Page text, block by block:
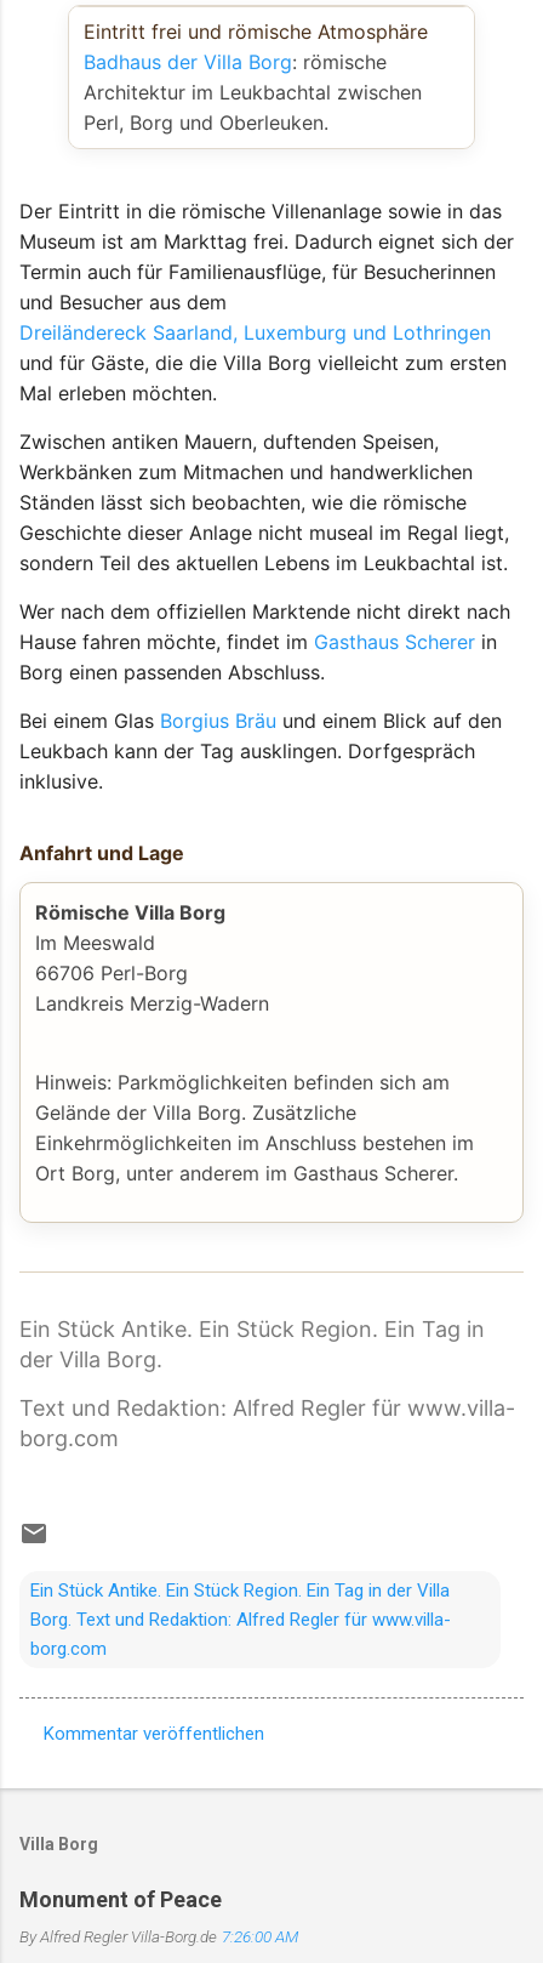
Eintritt frei und römische Atmosphäre
Badhaus der Villa Borg: römische
Architektur im Leukbachtal zwischen
Perl, Borg und Oberleuken.
Der Eintritt in die römische Villenanlage sowie in das
Museum ist am Markttag frei. Dadurch eignet sich der
Termin auch für Familienausflüge, für Besucherinnen
und Besucher aus dem
Dreiländereck Saarland, Luxemburg und Lothringen
und für Gäste, die die Villa Borg vielleicht zum ersten
Mal erleben möchten.
Zwischen antiken Mauern, duftenden Speisen,
Werkbänken zum Mitmachen und handwerklichen
Ständen lässt sich beobachten, wie die römische
Geschichte dieser Anlage nicht museal im Regal liegt,
sondern Teil des aktuellen Lebens im Leukbachtal ist.
Wer nach dem offiziellen Marktende nicht direkt nach
Hause fahren möchte, findet im Gasthaus Scherer in
Borg einen passenden Abschluss.
Bei einem Glas Borgius Bräu und einem Blick auf den
Leukbach kann der Tag ausklingen. Dorfgespräch
inklusive.
Anfahrt und Lage
Römische Villa Borg
Im Meeswald
66706 Perl-Borg
Landkreis Merzig-Wadern
Hinweis: Parkmöglichkeiten befinden sich am
Gelände der Villa Borg. Zusätzliche
Einkehrmöglichkeiten im Anschluss bestehen im
Ort Borg, unter anderem im Gasthaus Scherer.
Ein Stück Antike. Ein Stück Region. Ein Tag in
der Villa Borg.
Text und Redaktion: Alfred Regler für www.villa-
borg.com
Ein Stück Antike. Ein Stück Region. Ein Tag in der Villa
Borg. Text und Redaktion: Alfred Regler für www.villa-
borg.com
o
e
n
Kommentar veröffentlichen
Villa Borg
Monument of Peace
By Alfred ReglerVilla-Borg.de 7:26:00 AM